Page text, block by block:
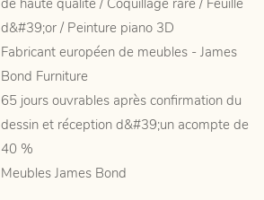
de haute qualité / Coquillage rare / Feuille
d&#39;or / Peinture piano 3D
Fabricant européen de meubles - James
Bond Furniture
65 jours ouvrables après confirmation du
dessin et réception d&#39;un acompte de
40 %
Meubles James Bond